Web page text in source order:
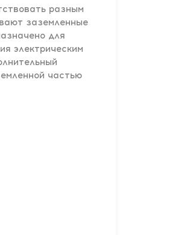
разным
заземленные
для
электрическим
частью